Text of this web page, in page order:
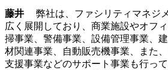
藤井 弊社は、ファシリティマネジ
広く展開しており、商業施設やオフ
掃事業、警備事業、設備管理事業、
材関連事業、自動販売機事業、また
支援事業などのサポート事業も行っ